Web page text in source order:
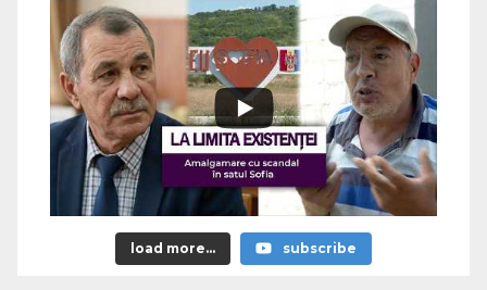
load more... subscribe